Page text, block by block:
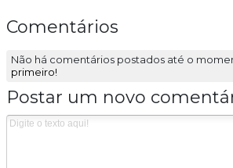
Comentários
Não há comentários postados até o
primeiro!
Postar um novo